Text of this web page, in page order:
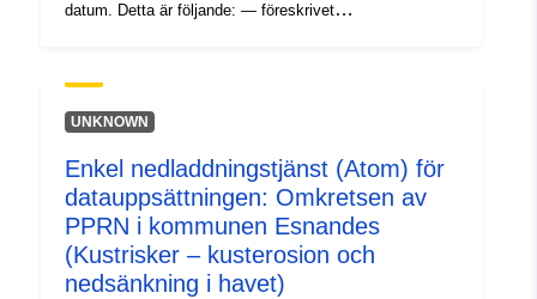
datum. Detta är följande: — föreskrivet
som motsvarar det tillämpningsområde som regleras av
det godkända RPP. Denna godkända omkrets är en
omfattning motsvarar det omfång i vilket farorna
undersöktes.
UNKNOWN
Enkel nedladdningstjänst (Atom) för
datauppsättningen: Omkretsen av
PPRN i kommunen Esnandes
(Kustrisker – kusterosion och
nedsänkning i havet)